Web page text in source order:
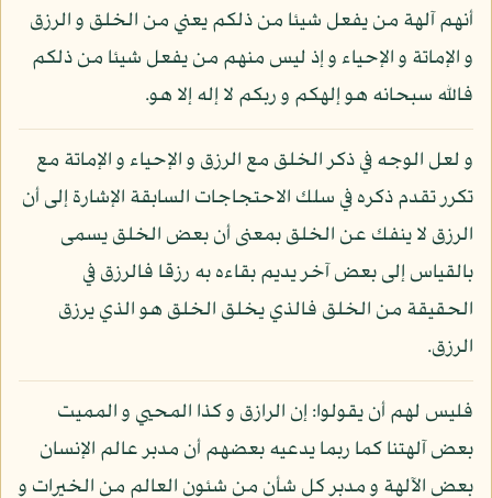
أنهم آلهة من يفعل شيئا من ذلكم يعني من الخلق و الرزق
و الإماتة و الإحياء و إذ ليس منهم من يفعل شيئا من ذلكم
فالله سبحانه هو إلهكم و ربكم لا إله إلا هو.
و لعل الوجه في ذكر الخلق مع الرزق و الإحياء و الإماتة مع
تكرر تقدم ذكره في سلك الاحتجاجات السابقة الإشارة إلى أن
الرزق لا ينفك عن الخلق بمعنى أن بعض الخلق يسمى
بالقياس إلى بعض آخر يديم بقاءه به رزقا فالرزق في
الحقيقة من الخلق فالذي يخلق الخلق هو الذي يرزق
الرزق.
فليس لهم أن يقولوا: إن الرازق و كذا المحيي و المميت
بعض آلهتنا كما ربما يدعيه بعضهم أن مدبر عالم الإنسان
بعض الآلهة و مدبر كل شأن من شئون العالم من الخيرات و